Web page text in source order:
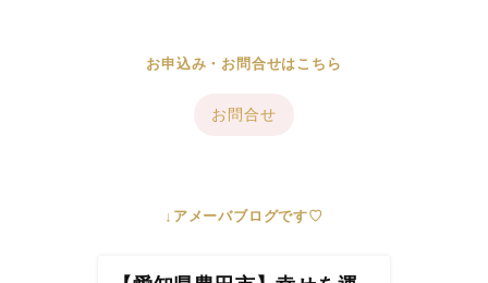
お申込み・お問合せはこちら
お問合せ
↓アメーバブログです♡